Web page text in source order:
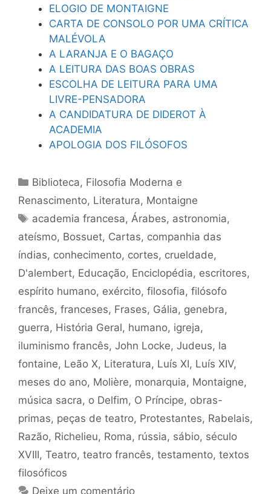
ELOGIO DE MONTAIGNE
CARTA DE CONSOLO POR UMA CRÍTICA
MALÉVOLA
A LARANJA E O BAGAÇO
A LEITURA DAS BOAS OBRAS
ESCOLHA DE LEITURA PARA UMA
LIVRE-PENSADORA
A CANDIDATURA DE DIDEROT À
ACADEMIA
APOLOGIA DOS FILÓSOFOS
Categorias
Biblioteca, Filosofia Moderna e
Renascimento, Literatura, Montaigne
Tags
academia francesa, Árabes, astronomia,
ateísmo, Bossuet, Cartas, companhia das
índias, conhecimento, cortes, crueldade,
D'alembert, Educação, Enciclopédia, escritores,
espírito humano, exército, filosofia, filósofo
francês, franceses, Frases, Gália, genebra,
guerra, História Geral, humano, igreja,
iluminismo francês, John Locke, Judeus, la
fontaine, Leão X, Literatura, Luís XI, Luís XIV,
meses do ano, Molière, monarquia, Montaigne,
música sacra, o Delfim, O Príncipe, obras-
primas, peças de teatro, Protestantes, Rabelais,
Razão, Richelieu, Roma, rússia, sábio, século
XVIII, Teatro, teatro francês, testamento, textos
filosóficos
Deixe um comentário